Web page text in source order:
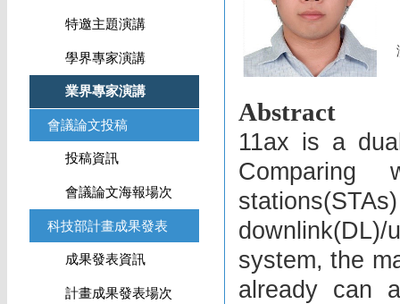
特邀主題演講
學界專家演講
業界專家演講
會議論文投稿
投稿資訊
會議論文海報場次
科技部計畫成果發表
成果發表資訊
計畫成果發表場次
Abstract
11ax is a
system, the
already can